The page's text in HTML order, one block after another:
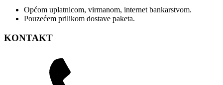
Općom uplatnicom, virmanom, internet bankarstvom.
Pouzećem prilikom dostave paketa.
KONTAKT